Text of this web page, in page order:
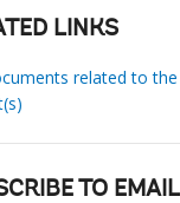
LINKS
related to the
TO EMAIL